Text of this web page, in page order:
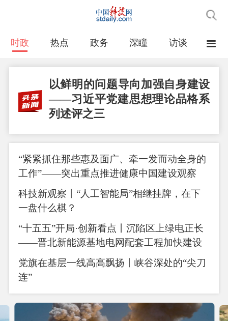
时政 热点 政务 深瞳 访谈 视频
以鲜明的问题导向加强自身建设
——习近平党建思想理论品格系
列述评之三
“紧紧抓住那些惠及面广、牵一发而动全身的
工作”——突出重点推进健康中国建设观察
科技新观察丨“人工智能局”相继挂牌，在下
一盘什么棋？
“十五五”开局·创新看点丨沉陷区上绿电正长
——晋北新能源基地电网配套工程加快建设
党旗在基层一线高高飘扬丨​峡谷深处的“尖刀
连”